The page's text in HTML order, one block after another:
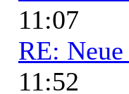
11:07
RE:
11:52